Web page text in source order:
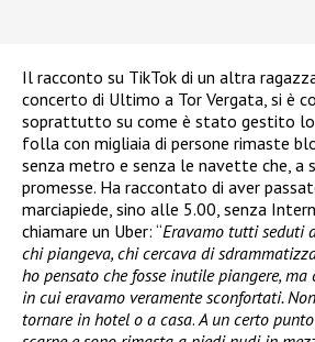
Il racconto su TikTok di un altra
concerto di Ultimo a Tor Vergata, si è
soprattutto su come è stato gestito
folla con migliaia di persone rimaste
senza metro e senza le navette che, a
promesse. Ha raccontato di aver
marciapiede, sino alle 5.00, senza
chiamare un Uber: “Eravamo tutti seduti
chi piangeva, chi cercava di
ho pensato che fosse inutile piangere,
in cui eravamo veramente sconfortati.
tornare in hotel o a casa.A un certo